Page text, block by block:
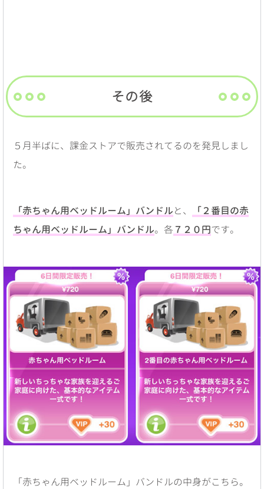
その後
５月半ばに、課金ストアで販売されてるのを発見しまし
た。
「赤ちゃん用ベッドルーム」バンドルと、
「２番目の赤
ちゃん用ベッドルーム」バンドル。各 ７２０円です。
「赤ちゃん用ベッドルーム」バンドルの中身がこちら。